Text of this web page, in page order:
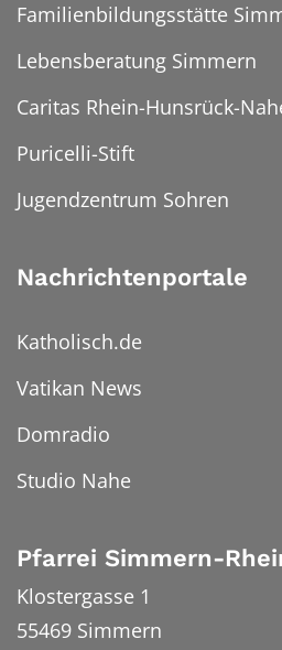
Familienbildungsstätte
Lebensberatung Simmern
Caritas Rhein-Hunsrück-
Puricelli-Stift
Jugendzentrum Sohren
Nachrichtenportale
Katholisch.de
Vatikan News
Domradio
Studio Nahe
Pfarrei Simmern-
Klostergasse 1
55469 Simmern